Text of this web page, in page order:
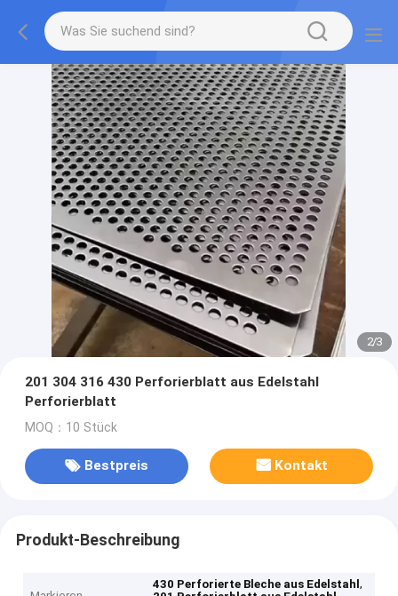
2/3
201 304 316 430 Perforierblatt aus Edelstahl
Perforierblatt
MOQ：10 Stück
Bestpreis Kontakt
Produkt-Beschreibung
430 Perforierte Bleche aus Edelstahl,